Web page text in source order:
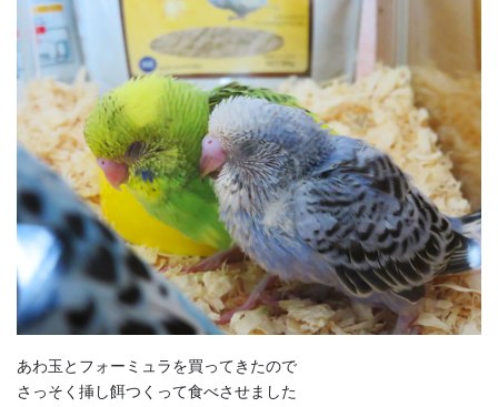
あわ玉とフォーミュラを買ってきたので
さっそく挿し餌つくって食べさせました